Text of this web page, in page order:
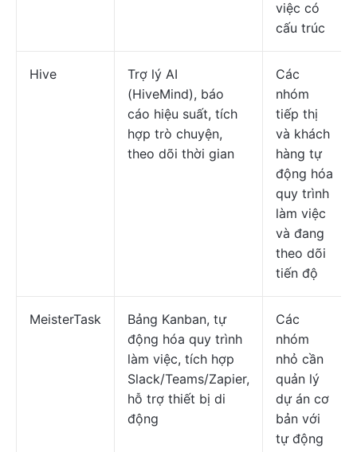
việc có
cấu trúc
Hive
Trợ lý AI
(HiveMind), báo
cáo hiệu suất, tích
hợp trò chuyện,
theo dõi thời gian
Các
nhóm
tiếp thị
và khách
hàng tự
động hóa
quy trình
làm việc
và đang
theo dõi
tiến độ
MeisterTask
Bảng Kanban, tự
động hóa quy trình
làm việc, tích hợp
Slack/Teams/Zapier,
hỗ trợ thiết bị di
động
Các
nhóm
nhỏ cần
quản lý
dự án cơ
bản với
tự động